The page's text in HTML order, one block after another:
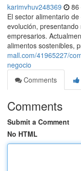
karimvhuv248369 86
El sector alimentario
evolución,
empresarios.
alimentos sostenibles,
mall.com/41965227/
negocio
Comments
Comments
Submit a Comment
No HTML